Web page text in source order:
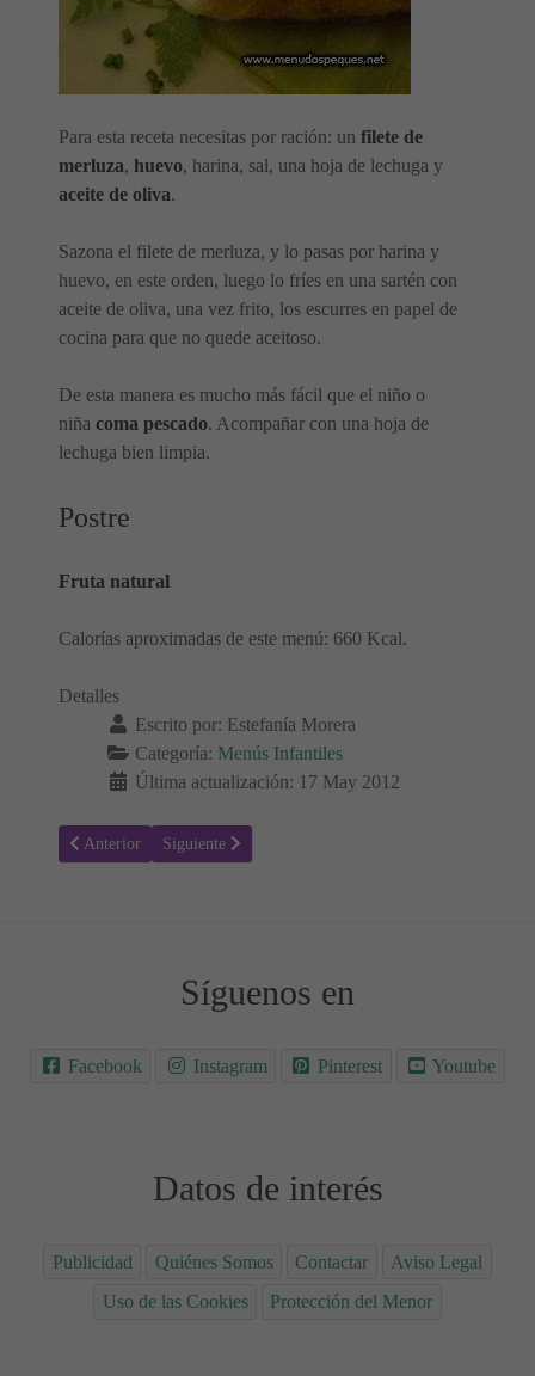
Para esta receta necesitas por ración: un filete de
merluza, huevo, harina, sal, una hoja de lechuga y
aceite de oliva.
Sazona el filete de merluza, y lo pasas por harina y
huevo, en este orden, luego lo fríes en una sartén con
aceite de oliva, una vez frito, los escurres en papel de
cocina para que no quede aceitoso.
De esta manera es mucho más fácil que el niño o
niña coma pescado. Acompañar con una hoja de
lechuga bien limpia.
Postre
Fruta natural
Calorías aproximadas de este menú: 660 Kcal.
Detalles
Escrito por: Estefanía Morera
Categoría: Menús Infantiles
Última actualización: 17 May 2012
Artículo anterior: Menú 03 - Sopa de Pescado y Fricandó de Ternera
Anterior Artículo siguiente: Menú 01 - Judías Verdes y
Siguiente
Síguenos en
Facebook Instagram Pinterest Youtube
Datos de interés
Publicidad Quiénes Somos Contactar
Aviso Legal
Uso de las Cookies
Protección del Menor